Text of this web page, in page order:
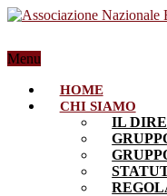
Menu
HOME
CHI SIAMO
IL